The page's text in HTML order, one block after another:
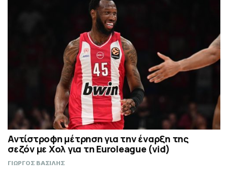
Αντίστροφη μέτρηση για την έναρξη της
σεζόν με Χολ για τη Euroleague (vid)
ΓΙΩΡΓΟΣ ΒΑΣΙΛΗΣ